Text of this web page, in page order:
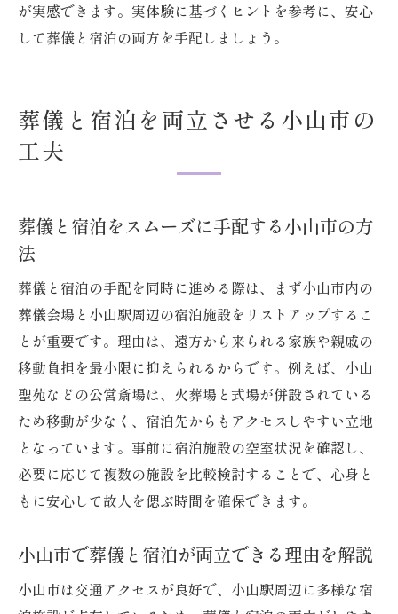
が実感できます。実体験に基づくヒントを参考に、安心
して葬儀と宿泊の両方を手配しましょう。
葬儀と宿泊を両立させる小山市の
工夫
葬儀と宿泊をスムーズに手配する小山市の方
法
葬儀と宿泊の手配を同時に進める際は、まず小山市内の
葬儀会場と小山駅周辺の宿泊施設をリストアップするこ
とが重要です。理由は、遠方から来られる家族や親戚の
移動負担を最小限に抑えられるからです。例えば、小山
聖苑などの公営斎場は、火葬場と式場が併設されている
ため移動が少なく、宿泊先からもアクセスしやすい立地
となっています。事前に宿泊施設の空室状況を確認し、
必要に応じて複数の施設を比較検討することで、心身と
もに安心して故人を偲ぶ時間を確保できます。
小山市で葬儀と宿泊が両立できる理由を解説
小山市は交通アクセスが良好で、小山駅周辺に多様な宿